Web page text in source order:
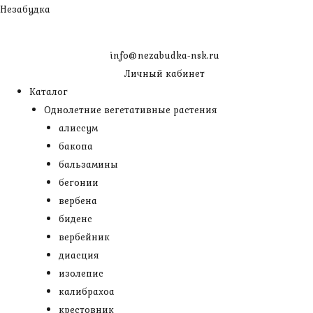
Перейти
Незабудка
info@nezabudka-nsk.ru
Личный кабинет
Каталог
Однолетние вегетативные растения
алиссум
бакопа
бальзамины
бегонии
вербена
биденс
вербейник
диасция
изолепис
калибрахоа
крестовник